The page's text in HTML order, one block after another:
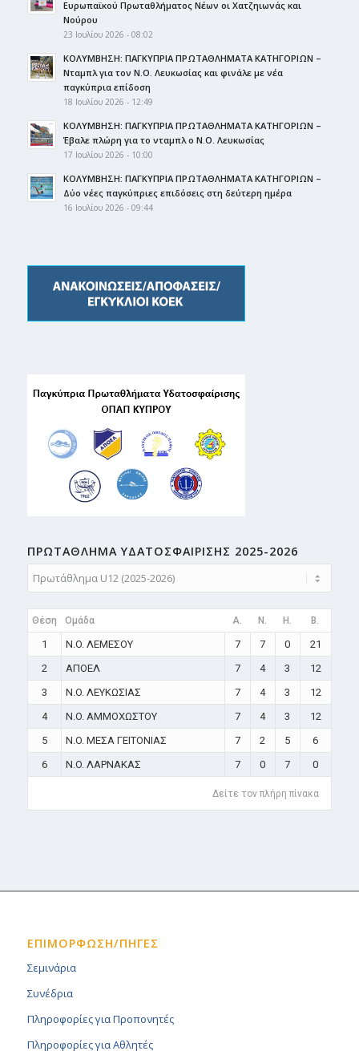
Ευρωπαϊκού Πρωταθλήματος Νέων οι Χατζηιωνάς και
Νούρου
23 Ιουλίου 2026 - 08:02
ΚΟΛΥΜΒΗΣΗ: ΠΑΓΚΥΠΡΙΑ ΠΡΩΤΑΘΛΗΜΑΤΑ ΚΑΤΗΓΟΡΙΩΝ –
Νταμπλ για τον Ν.Ο. Λευκωσίας και φινάλε με νέα
παγκύπρια επίδοση
18 Ιουλίου 2026 - 12:49
ΚΟΛΥΜΒΗΣΗ: ΠΑΓΚΥΠΡΙΑ ΠΡΩΤΑΘΛΗΜΑΤΑ ΚΑΤΗΓΟΡΙΩΝ –
Έβαλε πλώρη για το νταμπλ ο Ν.Ο. Λευκωσίας
17 Ιουλίου 2026 - 10:00
ΚΟΛΥΜΒΗΣΗ: ΠΑΓΚΥΠΡΙΑ ΠΡΩΤΑΘΛΗΜΑΤΑ ΚΑΤΗΓΟΡΙΩΝ –
Δύο νέες παγκύπριες επιδόσεις στη δεύτερη ημέρα
16 Ιουλίου 2026 - 09:44
ΠΡΩΤΑΘΛΗMA ΥΔΑΤΟΣΦΑΙΡΙΣΗΣ 2025-2026
Θέση Ομάδα A. N. H. B.
1 N.O. ΛΕΜΕΣΟΥ 7 7 0
21
2
ΑΠΟΕΛ 7 4 3
12
3
N.O. ΛΕΥΚΩΣΙΑΣ 7 4 3
12
4
N.O. ΑΜΜΟΧΩΣΤΟΥ 7 4 3
12
5
N.O. ΜΕΣΑ ΓΕΙΤΟΝΙΑΣ 7 2 5
6
6
N.O. ΛΑΡΝΑΚΑΣ 7 0 7 0
Δείτε τον πλήρη πίνακα
ΕΠΙΜΟΡΦΩΣΗ/ΠΗΓΕΣ
Σεμινάρια
Συνέδρια
Πληροφορίες για Προπονητές
Πληροφορίες για Αθλητές